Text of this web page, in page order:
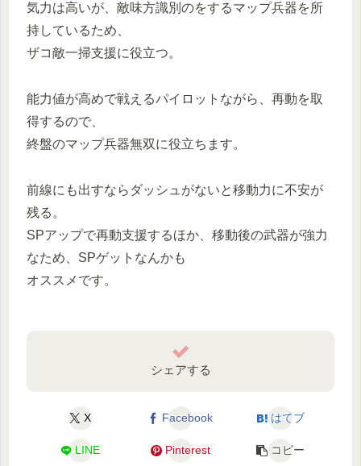
気力は高いが、敵味方識別のをするマップ兵器を所
持しているため、
ザコ敵一掃支援に役立つ。
能力値が高めで戦えるパイロットながら、再動を取
得するので、
終盤のマップ兵器無双に役立ちます。
前線にも出すならダッシュがないと移動力に不安が
残る。
SPアップで再動支援するほか、移動後の武器が強力
なため、SPゲットなんかも
オススメです。
シェアする
X Facebook はてブ
LINE Pinterest コピー